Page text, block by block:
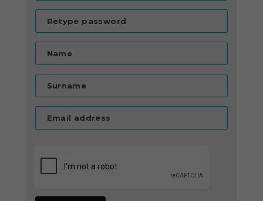
Retype password
Name
Surname
Email address